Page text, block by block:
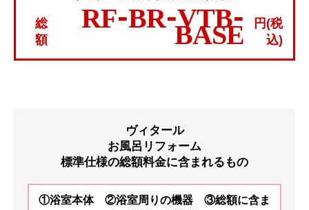
総
額
RF-BR-VTB-
BASE
円(税
込)
ヴィタール
お風呂リフォーム
標準仕様の総額料金に含まれるもの
①浴室本体 ②浴室周りの機器 ③総額に含ま